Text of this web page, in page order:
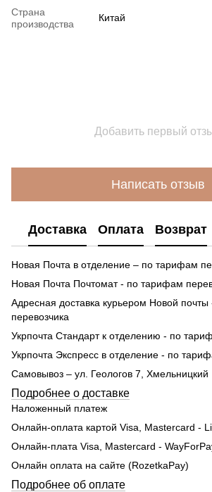
Страна
производства
Китай
Добавить первый
Написать отзыв
Доставка Оплата Возврат
Новая Почта в отделение – по тарифам
Новая Почта Почтомат - по тарифам
Адресная доставка курьером Новой
перевозчика
Укрпочта Стандарт к отделению - по
Укрпочта Экспресс в отделение - по
Самовывоз – ул. Геологов 7, Хмельницкий
Подробнее о доставке
Наложенный платеж
Онлайн-оплата картой Visa, Mastercard -
Онлайн-плата Visa, Mastercard -
Онлайн оплата на сайте (RozetkaPay)
Подробнее об оплате